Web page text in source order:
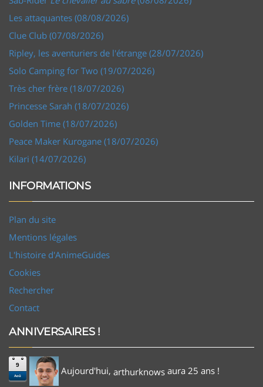
Les attaquantes (08/08/2026)
Clue Club (07/08/2026)
Ripley, les aventuriers de l'étrange (28/07/2026)
Solo Camping for Two (19/07/2026)
Très cher frère (18/07/2026)
Princesse Sarah (18/07/2026)
Golden Time (18/07/2026)
Peace Maker Kurogane (18/07/2026)
Kilari (14/07/2026)
INFORMATIONS
Plan du site
Mentions légales
L'histoire d'AnimeGuides
Cookies
Rechercher
Contact
ANNIVERSAIRES !
9
Aoû Aujourd'hui, arthurknows aura 25 ans !